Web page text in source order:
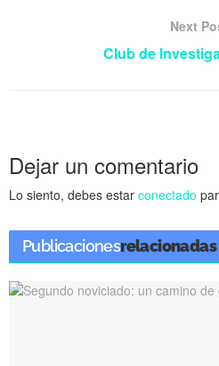
Next
Club de
Dejar un comentario
Lo siento, debes estar conectado
Publicacionesrelacionadas